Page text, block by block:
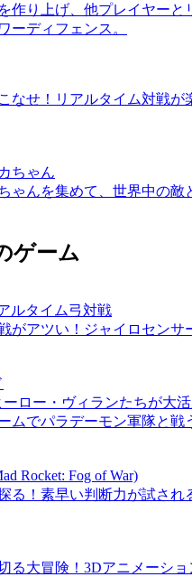
作り上げ、他プレイヤーと
ーディフェンス。
なせ！リアルタイム対戦が
ちゃん
ゃんを集めて、世界中の敵
ゲーム
ルタイム弓対戦
がアツい！ジャイロセンサ
ロー・ヴィランたちが大
ムでパラデーモン軍隊と戦
Rocket: Fog of War)
る！素早い判断力が試され
る大冒険！3Dアニメーシ